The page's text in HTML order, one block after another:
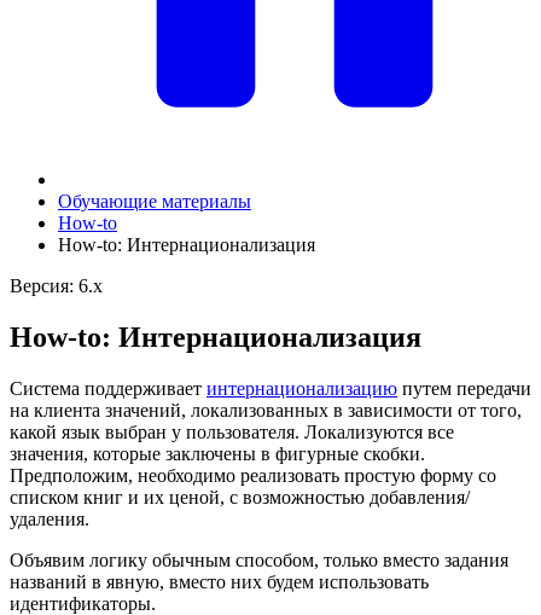
Обучающие материалы
How-to
How-to: Интернационализация
Версия: 6.x
How-to: Интернационализация
Система поддерживает интернационализацию путем передачи
на клиента значений, локализованных в зависимости от того,
какой язык выбран у пользователя. Локализуются все
значения, которые заключены в фигурные скобки.
Предположим, необходимо реализовать простую форму со
списком книг и их ценой, с возможностью добавления/
удаления.
Объявим логику обычным способом, только вместо задания
названий в явную, вместо них будем использовать
идентификаторы.